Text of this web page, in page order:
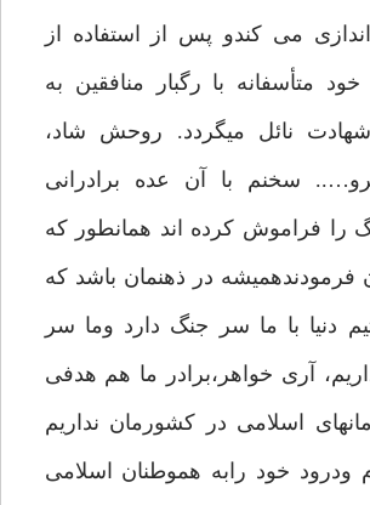
اندازی می کندو پس از استفاده از
متأسفانه با رگبار منافقین به
نائل میگردد. روحش شاد،
سخنم با آن عده برادرانی
فراموش کرده اند همانطور که
فرمودندهمیشه در ذهنمان باشد که
دنیا با ما سر جنگ دارد وما سر
آری خواهر،برادر ما هم هدفی
اسلامی در کشورمان نداریم
ودرود خود رابه هموطنان اسلامی